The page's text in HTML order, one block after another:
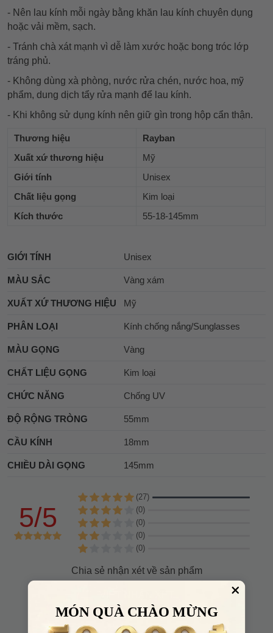
- Nên lau kính mỗi ngày bằng khăn lau kính chuyên dụng
hoặc vải mềm, sạch.
- Tránh chà xát mạnh vì dễ làm xước hoặc bong tróc lớp
tráng phủ.
- Không dùng xà phòng, nước rửa chén, nước hoa, mỹ
phẩm, dung dịch tẩy rửa mạnh để lau kính.
- Khi không sử dụng kính nên giữ gìn trong hộp cẩn thận.
Thương hiệu
Rayban
Xuất xứ thương hiệu
Mỹ
Giới tính
Unisex
Chất liệu gọng
Kim loại
Kích thước
55-18-145mm
GIỚI TÍNH Unisex
MÀU SẮC Vàng xám
XUẤT XỨ THƯƠNG HIỆU Mỹ
PHÂN LOẠI Kính chống nắng/Sunglasses
MÀU GỌNG Vàng
CHẤT LIỆU GỌNG Kim loại
CHỨC NĂNG Chống UV
ĐỘ RỘNG TRÒNG 55mm
CẦU KÍNH 18mm
CHIỀU DÀI GỌNG 145mm
5/5
(27)
(0)
(0)
(0)
(0)
Chia sẻ nhận xét về sản phẩm
MÓN QUÀ CHÀO MỪNG